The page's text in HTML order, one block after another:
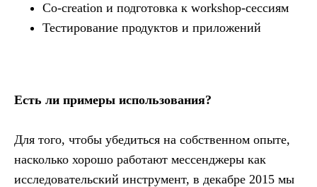
Co-creation и подготовка к workshop-сессиям
Тестирование продуктов и приложений
Есть ли примеры использования?
Для того, чтобы убедиться на собственном опыте,
насколько хорошо работают мессенджеры как
исследовательский инструмент, в декабре 2015 мы